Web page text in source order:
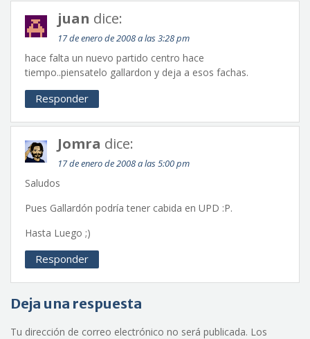
juan dice:
17 de enero de 2008 a las 3:28 pm
hace falta un nuevo partido centro hace
tiempo..piensatelo gallardon y deja a esos fachas.
Responder
Jomra dice:
17 de enero de 2008 a las 5:00 pm
Saludos
Pues Gallardón podría tener cabida en UPD :P.
Hasta Luego ;)
Responder
Deja una respuesta
Tu dirección de correo electrónico no será publicada. Los